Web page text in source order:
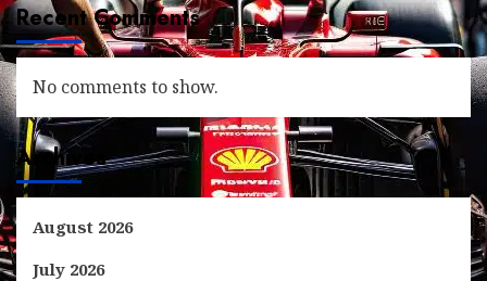
Recent Comments
No comments to show.
Archives
August 2026
July 2026